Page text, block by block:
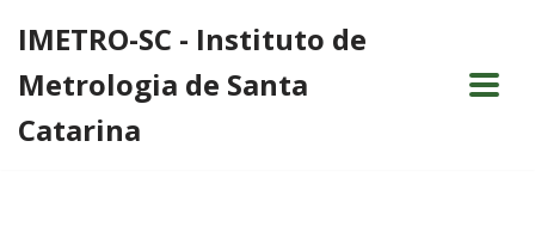
para
o
IMETRO-SC - Instituto de
Metrologia de Santa
Catarina